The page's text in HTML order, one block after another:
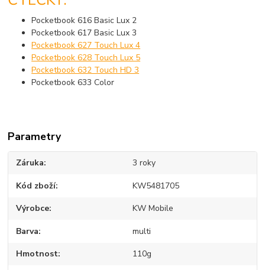
Pocketbook 616 Basic Lux 2
Pocketbook 617 Basic Lux 3
Pocketbook 627 Touch Lux 4
Pocketbook 628 Touch Lux 5
Pocketbook 632 Touch HD 3
Pocketbook 633 Color
Parametry
Záruka 3 roky
Kód zboží KW5481705
Výrobce KW Mobile
Barva multi
Hmotnost 110g